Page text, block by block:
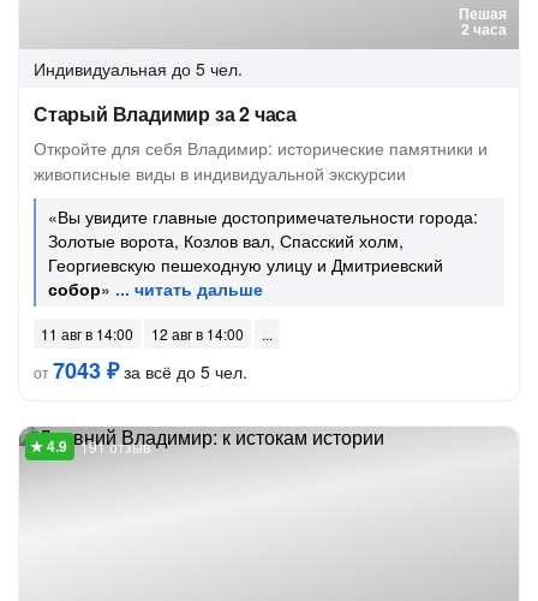
Пешая
2 часа
Индивидуальная до 5 чел.
Старый Владимир за 2 часа
Откройте для себя Владимир: исторические памятники и
живописные виды в индивидуальной экскурсии
«Вы увидите главные достопримечательности города:
Золотые ворота, Козлов вал, Спасский холм,
Георгиевскую пешеходную улицу и Дмитриевский
собор»
11 авг в 14:00
12 авг в 14:00
от7043 ₽за всё до 5 чел.
191 отзыв